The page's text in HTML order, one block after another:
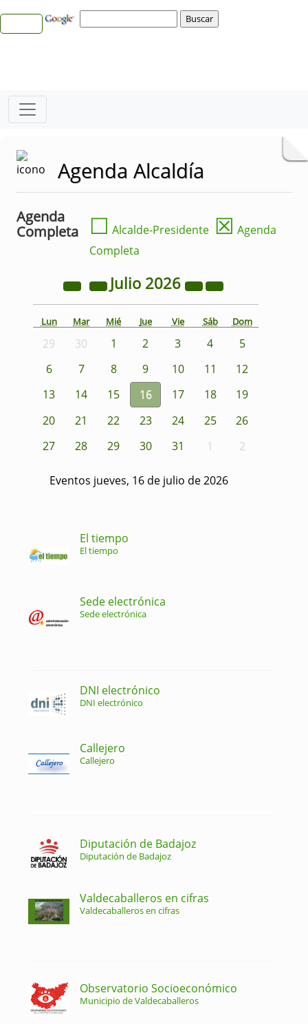
Agenda Alcaldía
Agenda
Completa
☐ Alcalde-Presidente ☒ Agenda
Completa
Julio 2026
Lun Mar Mié Jue Vie Sáb Dom
29 30 1 2 3 4
5
6
7 8 9 10 11
12
13
14 15 16 17 18
19
20
21 22 23 24 25
26
27
28 29 30 31 1 2
Eventos jueves, 16 de julio de 2026
El tiempo
El tiempo
Sede electrónica
Sede electrónica
DNI electrónico
DNI electrónico
Callejero
Callejero
Diputación de Badajoz
Diputación de Badajoz
Valdecaballeros en cifras
Valdecaballeros en cifras
Observatorio Socioeconómico
Municipio de Valdecaballeros